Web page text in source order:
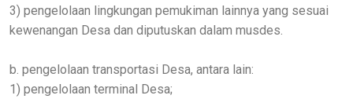
3) pengelolaan lingkungan pemukiman lainnya yang sesuai
kewenangan Desa dan diputuskan dalam musdes.
b. pengelolaan transportasi Desa, antara lain:
1) pengelolaan terminal Desa;